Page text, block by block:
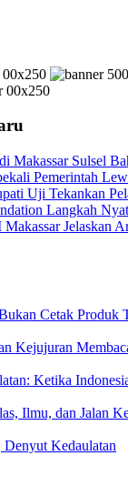
Makassar Sulsel
Pemerintah
Uji Tekankan
Langkah
Jelaskan
Cetak Produk
Kejujuran
Ketika
Ilmu, dan Jalan
Kedaulatan